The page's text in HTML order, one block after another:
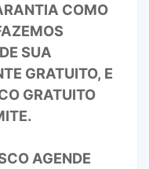
COMO
SUA
GRATUITO, E
GRATUITO
AGENDE